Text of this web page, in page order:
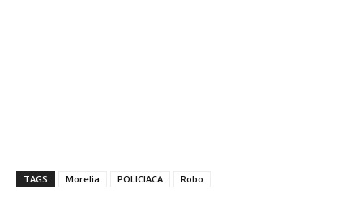
TAGS Morelia POLICIACA Robo